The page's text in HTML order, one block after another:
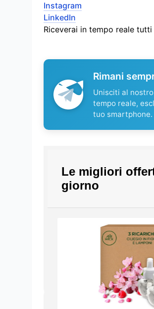
Instagram
LinkedIn
Riceverai in tempo reale
Rimani
Unisciti al
tempo reale,
tuo smartphone.